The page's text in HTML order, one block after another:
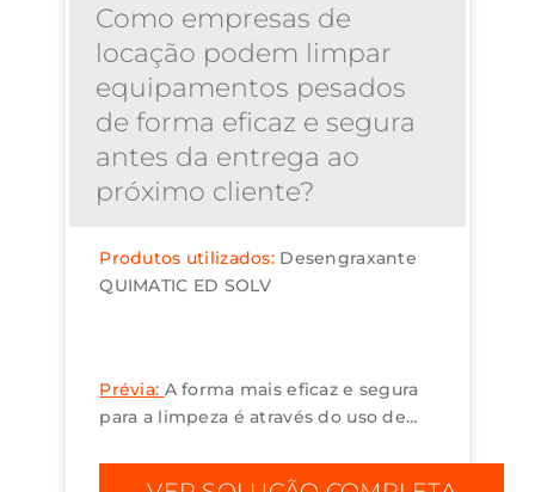
Como empresas de
locação podem limpar
equipamentos pesados
de forma eficaz e segura
antes da entrega ao
próximo cliente?
Produtos utilizados: Desengraxante
QUIMATIC ED SOLV
Prévia: A forma mais eficaz e segura
para a limpeza é através do uso de